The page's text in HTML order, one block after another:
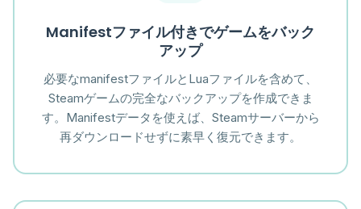
Manifestファイル付きでゲームをバック
アップ
必要なmanifestファイルとLuaファイルを含めて、
Steamゲームの完全なバックアップを作成できま
す。Manifestデータを使えば、Steamサーバーから
再ダウンロードせずに素早く復元できます。